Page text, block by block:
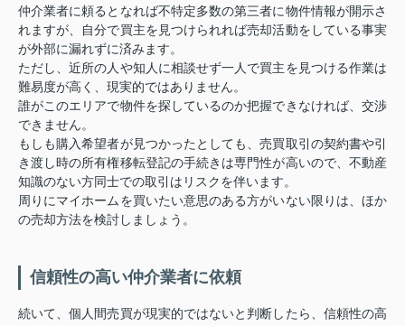
仲介業者に頼るとなれば不特定多数の第三者に物件情報が開示さ
れますが、自分で買主を見つけられれば売却活動をしている事実
が外部に漏れずに済みます。
ただし、近所の人や知人に相談せず一人で買主を見つける作業は
難易度が高く、現実的ではありません。
誰がこのエリアで物件を探しているのか把握できなければ、交渉
できません。
もしも購入希望者が見つかったとしても、売買取引の契約書や引
き渡し時の所有権移転登記の手続きは専門性が高いので、不動産
知識のない方同士での取引はリスクを伴います。
周りにマイホームを買いたい意思のある方がいない限りは、ほか
の売却方法を検討しましょう。
信頼性の高い仲介業者に依頼
続いて、個人間売買が現実的ではないと判断したら、信頼性の高